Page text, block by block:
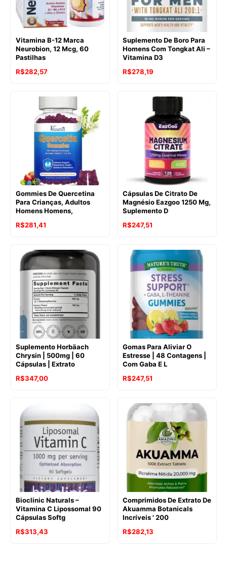
Vitamina B-12 Marca
Neurobion, 12 Mcg, 60
Pastilhas
R$282,57
Suplemento De Boro Para
Homens Com Tongkat Ali –
Vitamina D3
R$278,19
Gommies De Quercetina
Para Crianças, Adultos
Homens Homens,
R$281,41
Cápsulas De Citrato De
Magnésio Eazgoo 1250 Mg,
Suplemento D
R$247,51
Suplemento Horbäach
Chrysin | 500mg | 60
Cápsulas | Extrato
R$347,00
Gomas Para Aliviar O
Estresse | 48 Contagens |
Com Gaba E L
R$247,51
Bioclinic Naturals –
Vitamina C Lipossomal 90
Cápsulas Softg
R$313,43
Comprimidos De Extrato De
Akuamma Botanicals
Incríveis ' 200
R$282,13